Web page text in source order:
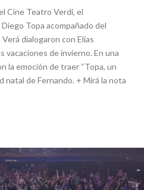
Cine Teatro Verdi, el
Topa acompañado del
dialogaron con Elías
vacaciones de invierno. En una
la emoción de traer “Topa, un
natal de Fernando. + Mirá la nota